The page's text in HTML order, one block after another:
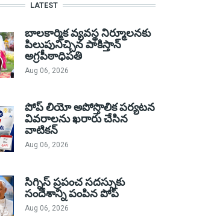
LATEST
బాలకార్మిక వ్యవస్థ నిర్మూలనకు
పిలుపునిచ్చిన పాకిస్తాన్
అగ్రపీఠాధిపతి
Aug 06, 2026
పోప్ లియో అపోస్తొలిక పర్యటన
వివరాలను ఖరారు చేసిన
వాటికన్
Aug 06, 2026
సిగ్నిస్ ప్రపంచ సదస్సుకు
సందేశాన్ని పంపిన పోప్
Aug 06, 2026